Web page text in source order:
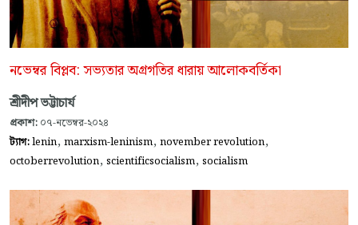
নভেম্বর বিপ্লব: সভ্যতার অগ্রগতির ধারায় আলোকবর্তিকা
শ্রীদীপ ভট্টাচার্য
প্রকাশ: ০৭-নভেম্বর-২০২৪
ট্যাগ:lenin, marxism-leninism, november revolution,
octoberrevolution, scientificsocialism, socialism